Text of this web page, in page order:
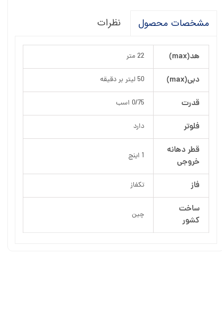
مشخصات محصول نظرات
هد(max) 22 متر
دبی(max) 50 لیتر بر دقیقه
قدرت 0/75 اسب
فلوتر دارد
قطر دهانه
خروجی
1 اینچ
فاز تکفاز
ساخت
کشور
چین